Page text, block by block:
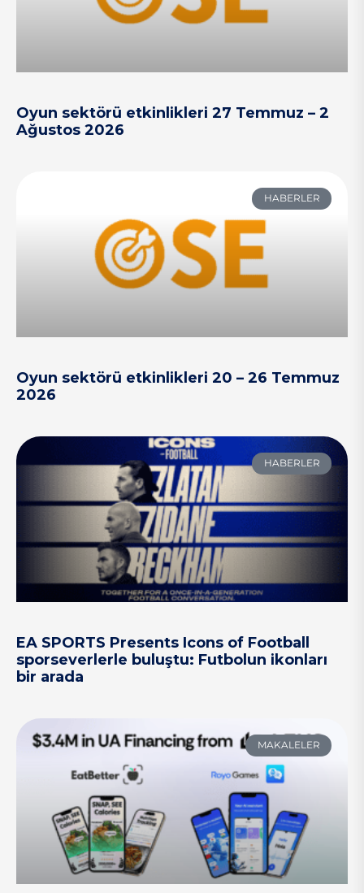
Oyun sektörü etkinlikleri 27 Temmuz – 2
Ağustos 2026
HABERLER
Oyun sektörü etkinlikleri 20 – 26 Temmuz
2026
HABERLER
EA SPORTS Presents Icons of Football
sporseverlerle buluştu: Futbolun ikonları
bir arada
MAKALELER